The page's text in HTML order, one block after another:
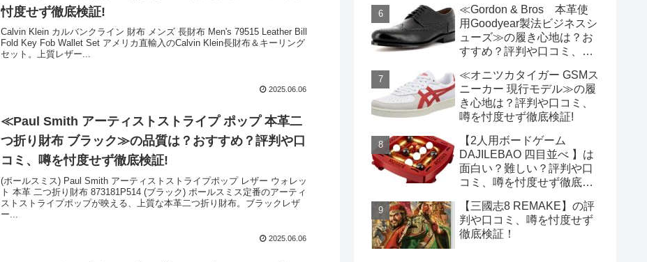
忖度せず徹底検証!
Calvin Klein カルバンクライン 財布 メンズ 長財布 Men's 79515 Leather Bill
Fold Key Fob Wallet Set アメリカ直輸入のCalvin Klein長財布＆キーリング
セット。上質レザー...
2025.06.06
≪Paul Smith アーティストストライプ ポップ 本革二
つ折り財布 ブラック≫の品質は？おすすめ？評判や口
コミ、噂を忖度せず徹底検証!
(ポールスミス) Paul Smith アーティストストライプポップ レザー ウォレッ
ト 本革 二つ折り財布 873181P514 (ブラック) ポールスミス定番のアーティ
ストストライプポップが映える、上質な本革二つ折り財布。ブラックレザ
ー...
2025.06.06
≪Gordon & Bros 本革使
用Goodyear製法ビジネスシ
ューズ≫の履き心地は？お
すすめ？評判や口コミ、噂
≪オニツカタイガー GSMス
ニーカー 現行モデル≫の履
き心地は？評判や口コミ、
噂を忖度せず徹底検証!
【2人用ボードゲーム
DAJILEBAO 四目並べ 】は
面白い？難しい？評判や口
コミ、噂を忖度せず徹底検
【三國志8 REMAKE】の評
判や口コミ、噂を忖度せず
徹底検証！